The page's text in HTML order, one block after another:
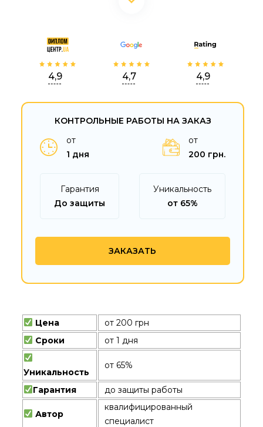
4,9 4,7 4,9
КОНТРОЛЬНЫЕ РАБОТЫ НА ЗАКАЗ
от
1 дня
от
200 грн.
Гарантия
До защиты
Уникальность
от 65%
ЗАКАЗАТЬ
Цена
от 200 грн
Сроки
от 1 дня
Уникальность
от 65%
Гарантия до защиты работы
Автор
квалифицированный
специалист